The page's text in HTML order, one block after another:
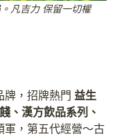
凡吉力 保留一切權
牌，招牌熱門 益生
、漢方飲品系列、
軍，第五代經營～古